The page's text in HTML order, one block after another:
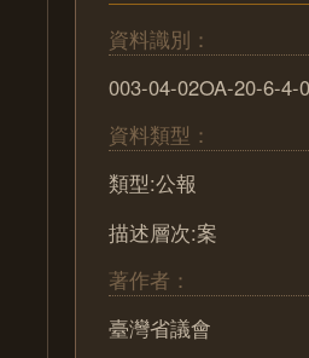
資料識別：
003-04-02OA-20-6-4-
資料類型：
類型:公報
描述層次:案
著作者：
臺灣省議會